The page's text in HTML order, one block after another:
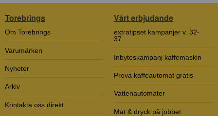
Torebrings
Om Torebrings
Varumärken
Nyheter
Arkiv
Kontakta oss direkt
Vårt erbjudande
extratipset kampanjer v. 32-
37
Inbyteskampanj kaffemaskin
Prova kaffeautomat gratis
Vattenautomater
Mat & dryck på jobbet